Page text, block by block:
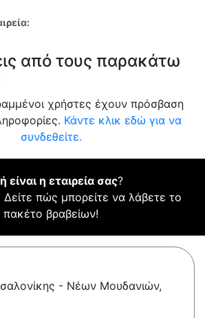
από τους παρακάτω
χρήστες έχουν πρόσβαση
Κάντε κλικ εδώ για να
συνδεθείτε.
είναι η εταιρεία σας?
Δείτε πώς μπορείτε να λάβετε το
πακέτο βραβείων!
- Νέων Μουδανιών,